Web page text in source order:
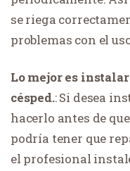
se riega
problemas con el
Lo mejor es
césped.: Si desea
hacerlo antes de
podría tener que
el profesional